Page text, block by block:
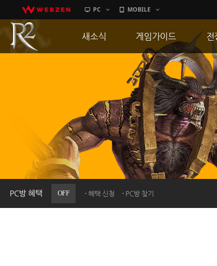
PC MOBILE
PC방 혜택 OFF 혜택 신청 PC방 찾기
새소식
이벤트
히스토리
PC방으로간다
게임가이드
게임 특징
서버가이드
신병훈련소
세부가이드
통합보급센터
전
통
공